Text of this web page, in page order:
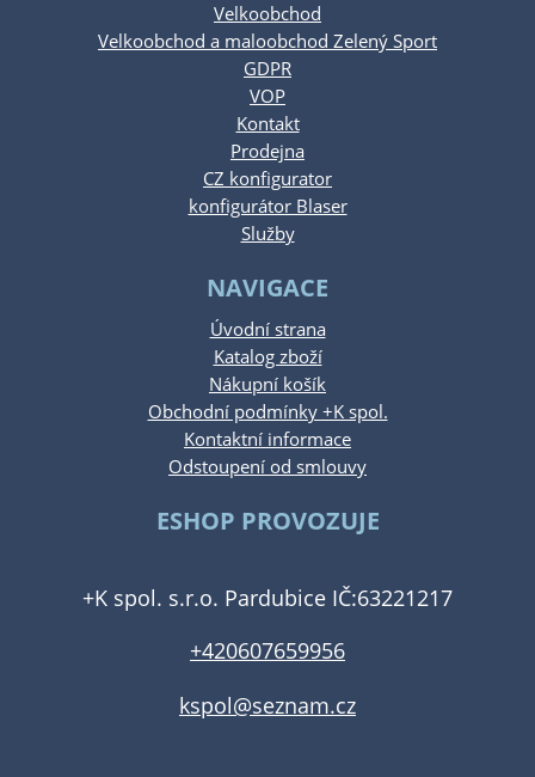
Velkoobchod
Velkoobchod a maloobchod Zelený Sport
GDPR
VOP
Kontakt
Prodejna
CZ konfigurator
konfigurátor Blaser
Služby
NAVIGACE
Úvodní strana
Katalog zboží
Nákupní košík
Obchodní podmínky +K spol.
Kontaktní informace
Odstoupení od smlouvy
ESHOP PROVOZUJE
+K spol. s.r.o. Pardubice IČ:63221217
+420607659956
kspol@seznam.cz